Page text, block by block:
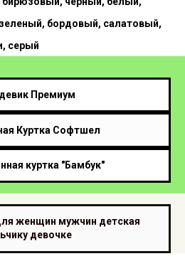
бордовый, салатовый,
серый
Премиум
Куртка Софтшел
куртка "Бамбук"
женщин мужчин детская
девочке